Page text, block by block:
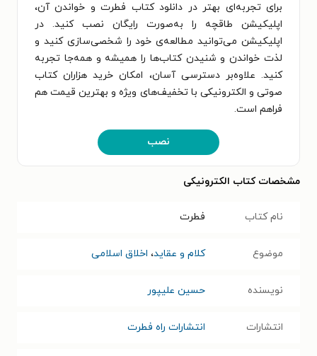
برای تجربه‌ای بهتر در دانلود کتاب فطرت و خواندن آن،
اپلیکیشن طاقچه را به‌صورت رایگان نصب کنید. در
اپلیکیشن می‌توانید مطالعه‌ی خود را شخصی‌سازی کنید و
لذت خواندن و شنیدن کتاب‌ها را همیشه و همه‌جا تجربه
کنید. علاوه‌بر دسترسی آسان، امکان خرید هزاران کتاب
صوتی و الکترونیکی با تخفیف‌های ویژه و بهترین قیمت هم
فراهم است.
نصب
مشخصات کتاب الکترونیکی
نام کتاب فطرت
موضوع کلام و عقاید، اخلاق اسلامی
نویسنده حسین علیپور
انتشارات انتشارات راه فطرت